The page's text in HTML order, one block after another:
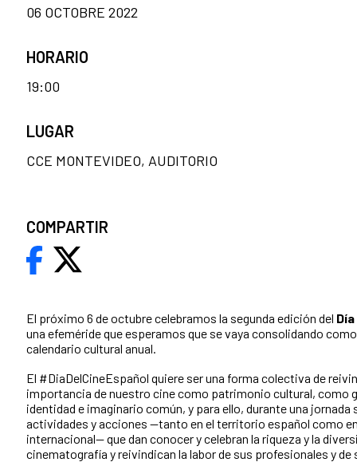
El próximo 6 de octubre celebramos la segunda edición del
una efeméride que esperamos que se vaya consolidando
calendario cultural anual.
El #DiaDelCineEspañol quiere ser una forma colectiva de
importancia de nuestro cine como patrimonio cultural, como
identidad e imaginario común, y para ello, durante una jornada
actividades y acciones —tanto en el territorio español como
internacional— que dan conocer y celebran la riqueza y la
cinematografía y reivindican la labor de sus profesionales y de
06 OCTOBRE 2022
HORARIO
19:00
LUGAR
CCE MONTEVIDEO, AUDITORIO
COMPARTIR